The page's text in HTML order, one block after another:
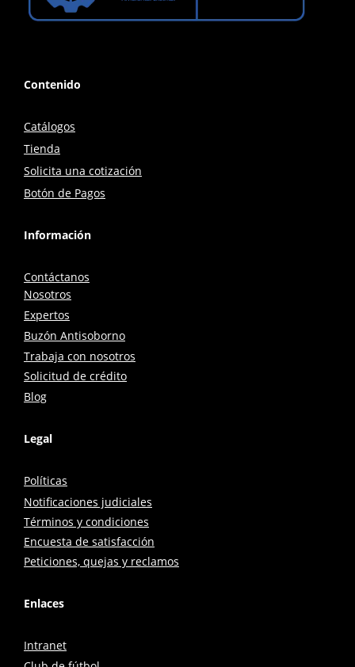
Contenido
Catálogos
Tienda
Solicita una cotización
Botón de Pagos
Información
Contáctanos
Nosotros
Expertos
Buzón Antisoborno
Trabaja con nosotros
Solicitud de crédito
Blog
Legal
Políticas
Notificaciones judiciales
Términos y condiciones
Encuesta de satisfacción
Peticiones, quejas y reclamos
Enlaces
Intranet